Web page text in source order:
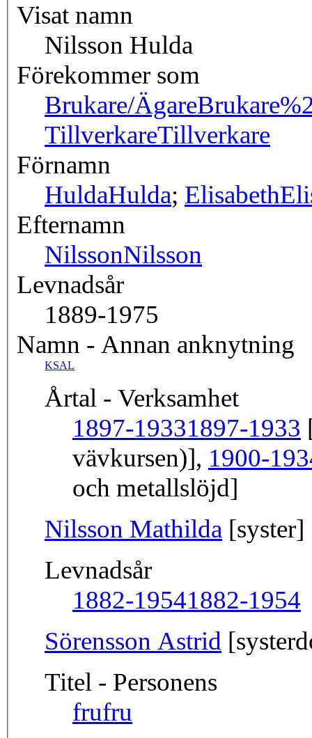
Visat namn
Nilsson Hulda
Förekommer som
Brukare/Ägare
TillverkareTillverkare
Förnamn
HuldaHulda; Elisabeth
Efternamn
NilssonNilsson
Levnadsår
1889-1975
Namn - Annan anknytning
KSAL
Årtal - Verksamhet
1897-19331897-1933
vävkursen)], 1900-
och metallslöjd]
Nilsson Mathilda [syster]
Levnadsår
1882-19541882-1954
Sörensson Astrid
Titel - Personens
frufru